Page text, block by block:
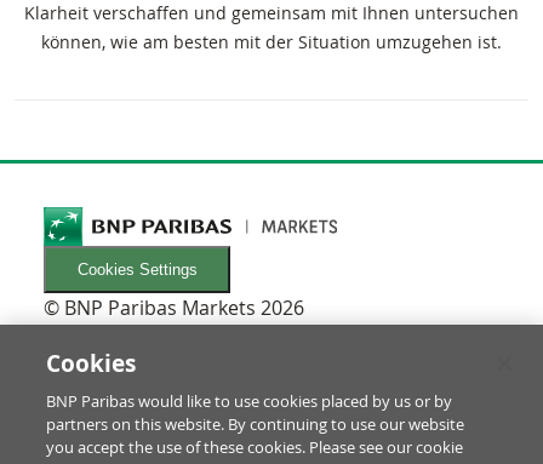
Klarheit verschaffen und gemeinsam mit Ihnen untersuchen
können, wie am besten mit der Situation umzugehen ist.
Cookies Settings
© BNP Paribas Markets 2026
Newsletters
Glossar
RECHTLICHES
Cookies
BNP Paribas would like to use cookies placed by us or by
partners on this website. By continuing to use our website
you accept the use of these cookies. Please see our cookie